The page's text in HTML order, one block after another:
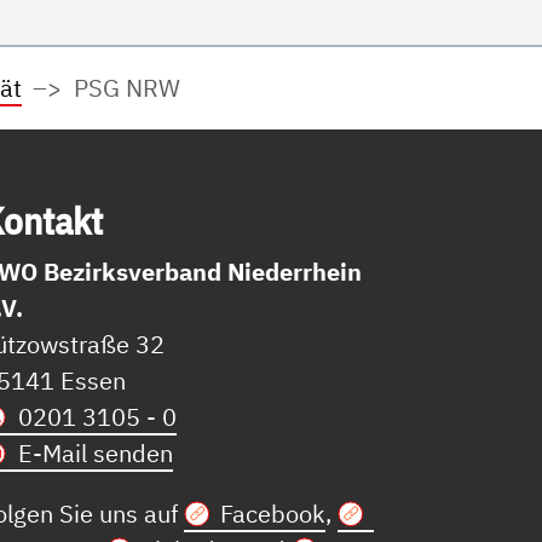
PSG NRW
Bezirksverband Niederrhein
32
Essen
0201 3105 - 0
E-Mail senden
Sie uns auf
Facebook,